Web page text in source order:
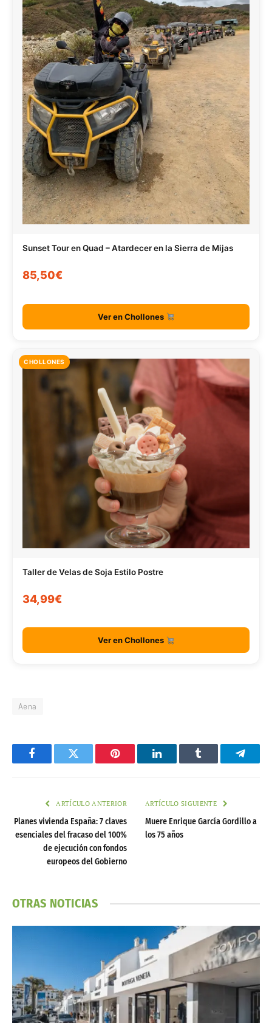
Sunset Tour en Quad – Atardecer en la Sierra de Mijas
85,50€
Ver en Chollones
CHOLLONES
Taller de Velas de Soja Estilo Postre
34,99€
Ver en Chollones
Aena
FacebookTwitter Pinterest LinkedInTumblr
ARTÍCULO ANTERIOR
Planes vivienda España: 7 claves
esenciales del fracaso del 100%
de ejecución con fondos
europeos del Gobierno
ARTÍCULO SIGUIENTE
Muere Enrique García Gordillo a
los 75 años
OTRAS NOTICIAS